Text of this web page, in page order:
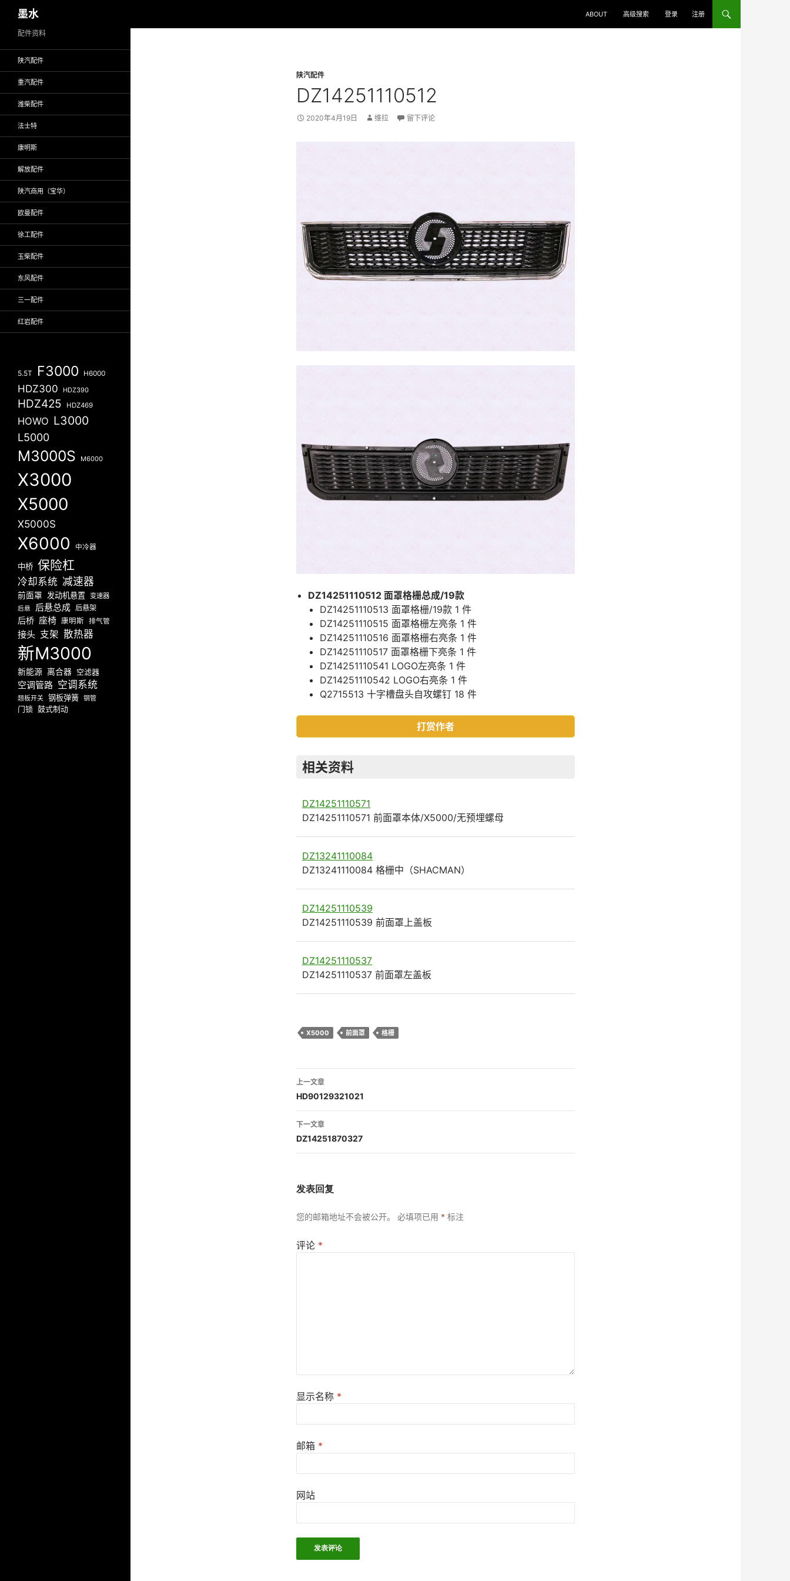
至
墨水 ABOUT 高级搜索 登录 注册
陕汽配件
DZ14251110512
2020年4月19日 维拉 留下评论
DZ14251110512 面罩格栅总成/19款
DZ14251110513 面罩格栅/19款 1 件
DZ14251110515 面罩格栅左亮条 1 件
DZ14251110516 面罩格栅右亮条 1 件
DZ14251110517 面罩格栅下亮条 1 件
DZ14251110541 LOGO左亮条 1 件
DZ14251110542 LOGO右亮条 1 件
Q2715513 十字槽盘头自攻螺钉 18 件
打赏作者
相关资料
DZ14251110571
DZ14251110571 前面罩本体/X5000/无预埋螺母
DZ13241110084
DZ13241110084 格栅中（SHACMAN）
DZ14251110539
DZ14251110539 前面罩上盖板
DZ14251110537
DZ14251110537 前面罩左盖板
X5000 前面罩 格栅
文
章
导
航
上一文章
HD90129321021
下一文章
DZ14251870327
发表回复
您的邮箱地址不会被公开。 必填项已用 * 标注
评论 *
显示名称 *
邮箱 *
网站
配件资料
陕汽配件
重汽配件
潍柴配件
法士特
康明斯
解放配件
陕汽商用（宝华）
欧曼配件
徐工配件
玉柴配件
东风配件
三一配件
红岩配件
5.5T F3000 H6000
HDZ300 HDZ390
HDZ425 HDZ469
HOWO L3000
L5000
M3000S M6000
X3000
X5000
X5000S
X6000 中冷器
中桥 保险杠
冷却系统 减速器
前面罩 发动机悬置 变速器
后悬 后悬总成 后悬架
后桥 座椅 康明斯 排气管
接头 支架 散热器
新M3000
新能源 离合器 空滤器
空调管路 空调系统
翘板开关 钢板弹簧 钢管
门锁 鼓式制动